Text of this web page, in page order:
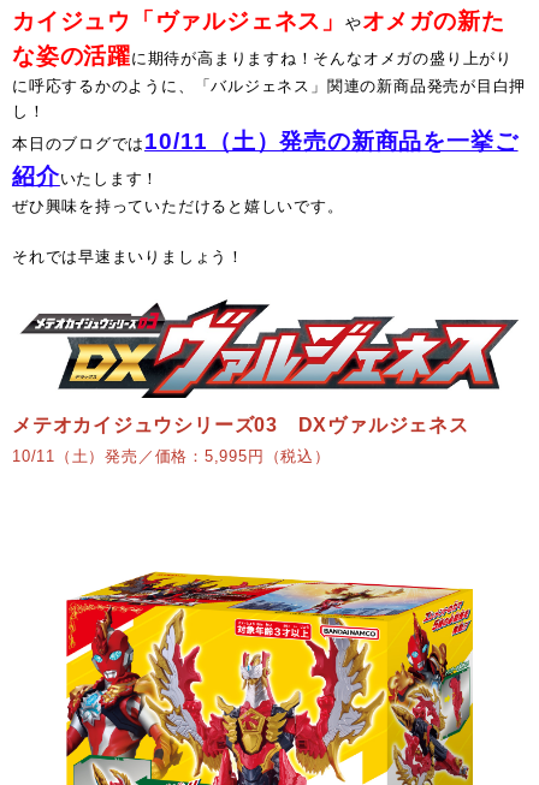
カイジュウ「ヴァルジェネス」
やオメガの新た
な姿の活躍に期待が高まりますね！そんなオメガの盛り上がり
に呼応するかのように、「バルジェネス」関連の新商品発売が目白押
し！
本日のブログでは 10/11（土）発売の新商品を一挙ご
紹介いたします！
ぜひ興味を持っていただけると嬉しいです。
それでは早速まいりましょう！
メテオカイジュウシリーズ03 DXヴァルジェネス
10/11（土）発売／価格：5,995円（税込）